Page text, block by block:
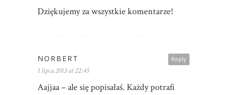
Dziękujemy za wszystkie komentarze!
Reply
NORBERT
1 lipca 2013 at 22:45
Aajjaa – ale się popisałaś. Każdy potrafi